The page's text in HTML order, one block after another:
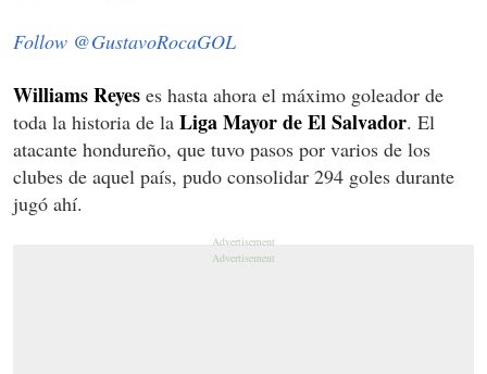
Follow @GustavoRocaGOL
Williams Reyes es hasta ahora el máximo goleador de
toda la historia de la Liga Mayor de El Salvador. El
atacante hondureño, que tuvo pasos por varios de los
clubes de aquel país, pudo consolidar 294 goles durante
jugó ahí.